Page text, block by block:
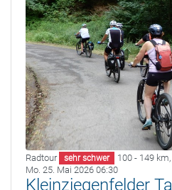
Radtour sehr schwer 100 - 149 km,
Mo. 25. Mai 2026 06:30
Kleinziegenfelder Tal